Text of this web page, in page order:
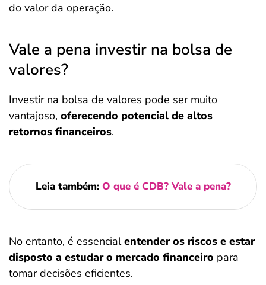
do valor da operação.
Vale a pena investir na bolsa de
valores?
Investir na bolsa de valores pode ser muito
vantajoso, oferecendo potencial de altos
retornos financeiros.
Leia também: O que é CDB? Vale a pena?
No entanto, é essencialentender os riscos e estar
disposto a estudar o mercado financeiro para
tomar decisões eficientes.